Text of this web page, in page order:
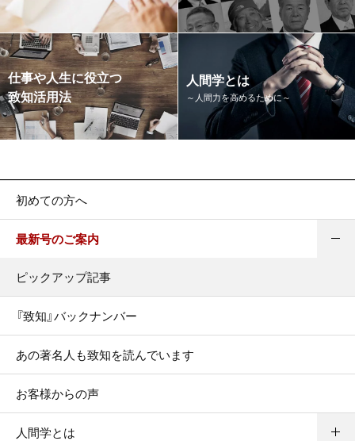
仕事や人生に役立つ
致知活用法
人間学とは
～人間力を高めるために～
初めての方へ
最新号のご案内
ピックアップ記事
『致知』バックナンバー
あの著名人も致知を読んでいます
お客様からの声
人間学とは